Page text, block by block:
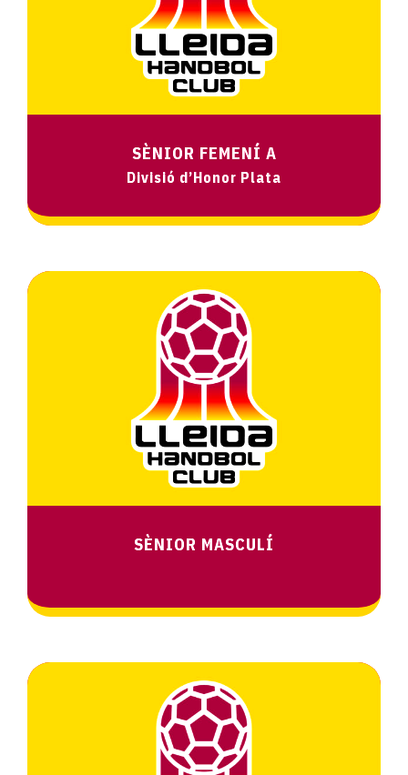
SÈNIOR FEMENÍ A
Divisió d’Honor Plata
SÈNIOR MASCULÍ